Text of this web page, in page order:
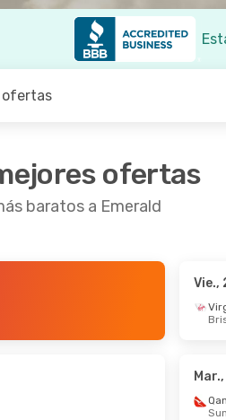
ofertas
ofertas
baratos a Emerald
- Emerald
Vie.,